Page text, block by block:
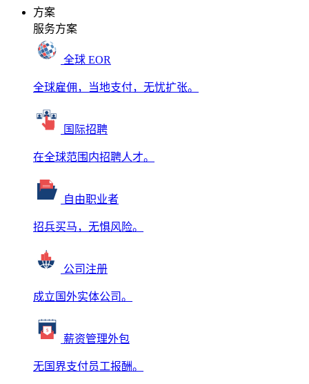
方案
服务方案
全球 EOR
全球雇佣，当地支付，无忧扩张。
国际招聘
在全球范围内招聘人才。
自由职业者
招兵买马，无惧风险。
公司注册
成立国外实体公司。
薪资管理外包
无国界支付员工报酬。